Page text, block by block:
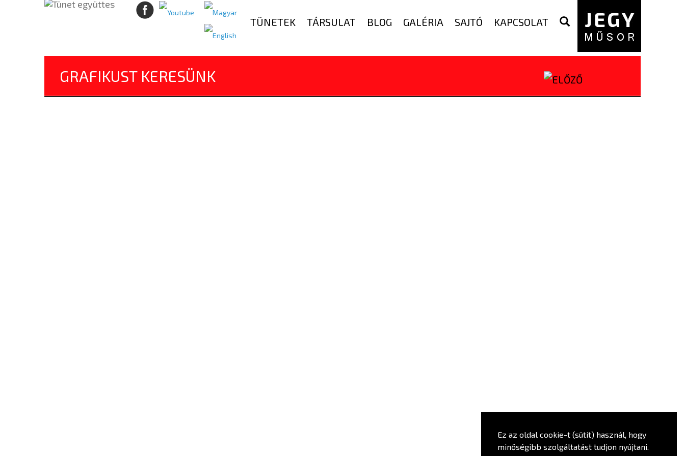
Ez az oldal cookie-t (sütit) használ, hogy
minőségibb szolgáltatást tudjon nyújtani.
TÜNETEK TÁRSULAT BLOG GALÉRIA SAJTÓ KAPCSOLAT
GRAFIKUST KERESÜNK